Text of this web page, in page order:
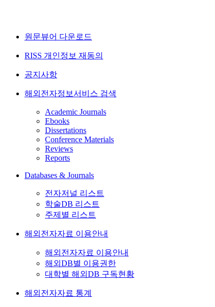
원문뷰어 다운로드
RISS 개인정보 재동의
공지사항
해외전자정보서비스 검색
Academic Journals
Ebooks
Dissertations
Conference Materials
Reviews
Reports
Databases & Journals
전자저널 리스트
학술DB 리스트
주제별 리스트
해외전자자료 이용안내
해외전자자료 이용안내
해외DB별 이용권한
대학별 해외DB 구독현황
해외전자자료 통계